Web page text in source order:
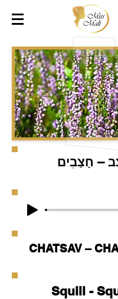
– חָצַבִים
CHATSAV –
Squill -